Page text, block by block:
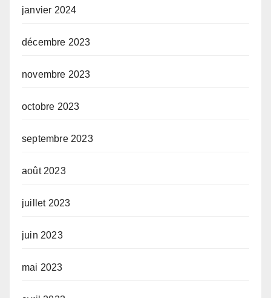
janvier 2024
décembre 2023
novembre 2023
octobre 2023
septembre 2023
août 2023
juillet 2023
juin 2023
mai 2023